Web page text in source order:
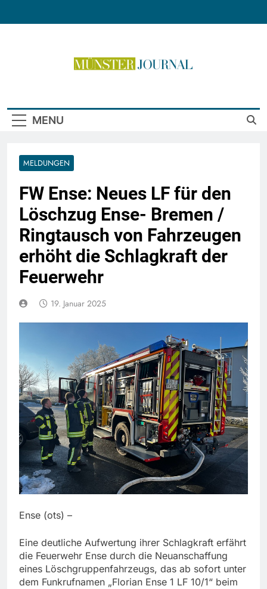
MENU
MELDUNGEN
FW Ense: Neues LF für den
Löschzug Ense- Bremen /
Ringtausch von Fahrzeugen
erhöht die Schlagkraft der
Feuerwehr
19. Januar 2025
Ense (ots) –
Eine deutliche Aufwertung ihrer Schlagkraft erfährt
die Feuerwehr Ense durch die Neuanschaffung
eines Löschgruppenfahrzeugs, das ab sofort unter
dem Funkrufnamen „Florian Ense 1 LF 10/1“ beim